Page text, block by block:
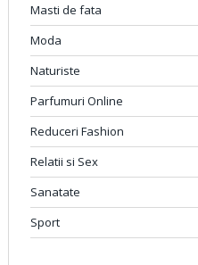
Masti de fata
Moda
Naturiste
Parfumuri Online
Reduceri Fashion
Relatii si Sex
Sanatate
Sport